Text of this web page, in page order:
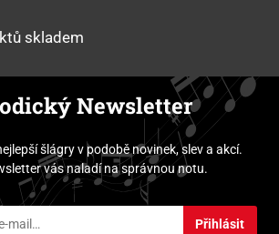
skladem
Newsletter
šlágry v podobě novinek, slev a akcí.
vás naladí na správnou notu.
Přihlásit